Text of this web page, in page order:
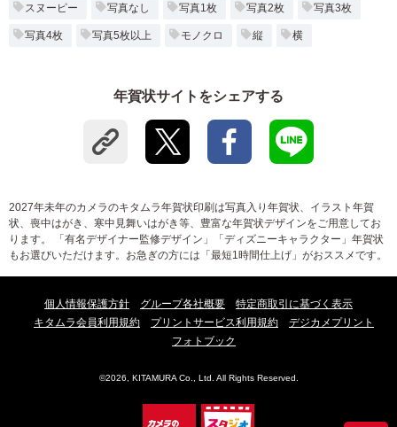
スヌーピー 写真なし 写真1枚 写真2枚 写真3枚
写真4枚 写真5枚以上 モノクロ 縦 横
年賀状サイトをシェアする
2027年未年のカメラのキタムラ年賀状印刷は写真入り年賀状、イラスト年賀
状、喪中はがき、寒中見舞いはがき等、豊富な年賀状デザインをご用意してお
ります。 「有名デザイナー監修デザイン」「ディズニーキャラクター」年賀状
もお選びいただけます。お急ぎの方には「最短1時間仕上げ」がおススメです。
個人情報保護方針 グループ各社概要
特定商取引に基づく表示
キタムラ会員利用規約
プリントサービス利用規約
デジカメプリント
フォトブック
©2026, KITAMURA Co., Ltd. All Rights Reserved.